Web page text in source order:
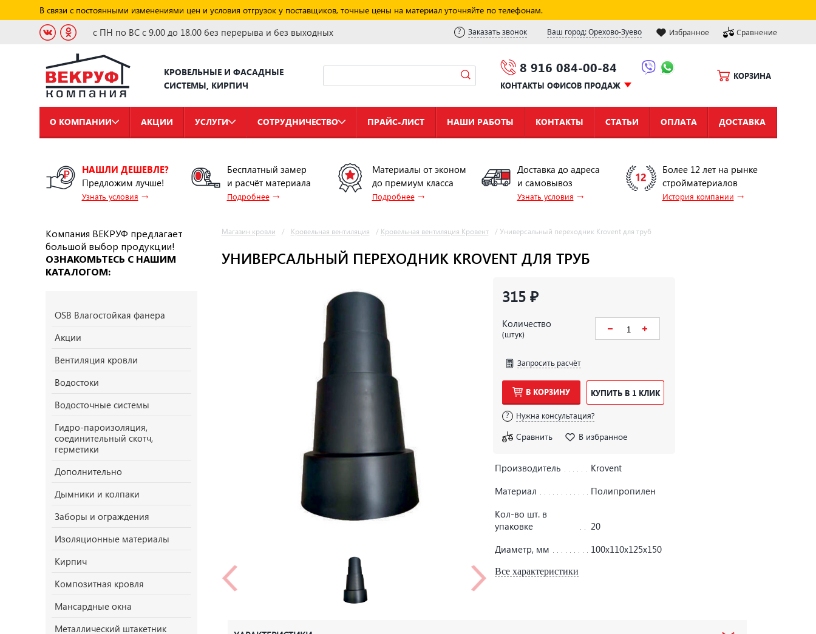
В связи с постоянными изменениями цен и условия отгрузок у поставщиков, точные цены на материал уточняйте по телефонам.
с ПН по ВС с 9.00 до 18.00 без перерыва и без выходных Заказать звонок Ваш город: Орехово-Зуево Избранное Сравнение
КРОВЕЛЬНЫЕ И ФАСАДНЫЕ
СИСТЕМЫ, КИРПИЧ
8 916 084-00-84
КОНТАКТЫ ОФИСОВ ПРОДАЖ
КОРЗИНА
О КОМПАНИИ АКЦИИ УСЛУГИ СОТРУДНИЧЕСТВО ПРАЙС-ЛИСТ НАШИ РАБОТЫ КОНТАКТЫ СТАТЬИ ОПЛАТА ДОСТАВКА
НАШЛИ ДЕШЕВЛЕ?
Предложим лучше!
Узнать условия →
Бесплатный замер
и расчёт материала
Подробнее→
Материалы от эконом
до премиум класса
Подробнее→
Доставка до адреса
и самовывоз
Узнать условия →
Более 12 лет на рынке
стройматериалов
История компании →
Компания ВЕКРУФ предлагает
большой выбор продукции!
ОЗНАКОМЬТЕСЬ С НАШИМ
КАТАЛОГОМ:
OSB Влагостойкая фанера
Акции
Вентиляция кровли
Водостоки
Водосточные системы
Гидро-пароизоляция,
соединительный скотч,
герметики
Дополнительно
Дымники и колпаки
Заборы и ограждения
Изоляционные материалы
Кирпич
Композитная кровля
Мансардные окна
Металлический штакетник
Магазин кровли / Кровельная вентиляция / Кровельная вентиляция Кровент / Универсальный переходник Krovent для труб
УНИВЕРСАЛЬНЫЙ ПЕРЕХОДНИК KROVENT ДЛЯ ТРУБ
315 ₽
Количество
(штук)
Запросить расчёт
В КОРЗИНУ КУПИТЬ В 1 КЛИК
Нужна консультация?
Сравнить В избранное
Производитель
Krovent
Материал
Полипропилен
Кол-во шт. в
упаковке
20
Диаметр, мм
100х110х125х150
Все характеристики